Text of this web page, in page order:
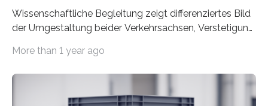
Wissenschaftliche Begleitung zeigt differenziertes Bild
der Umgestaltung beider Verkehrsachsen, Verstetigung
fördern sowie die Wohn- und Aufenthaltsqualität zu
an der Achse Kettenhofweg/Robert-Mayer-Straße
More than 1 year ago